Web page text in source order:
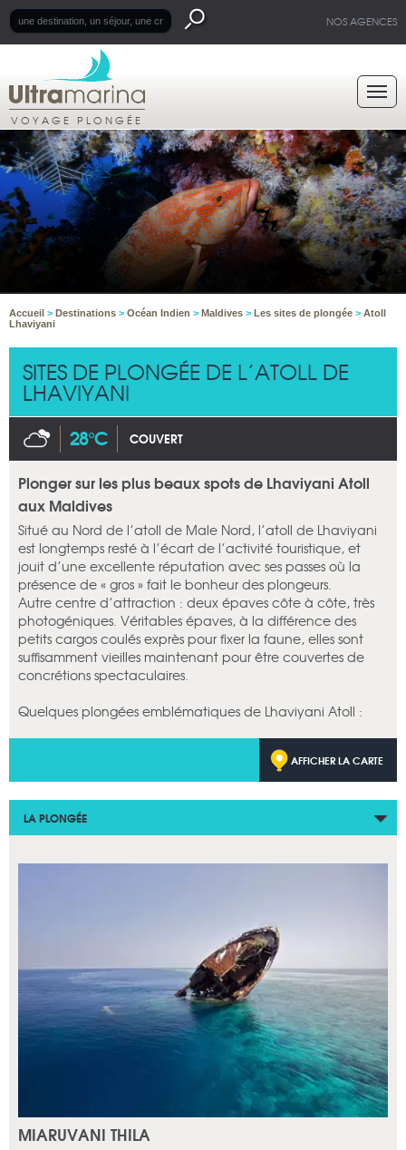
NOS AGENCES
VOYAGE PLONGÉE
Accueil > Destinations > Océan Indien > Maldives > Les sites de plongée > Atoll
Lhaviyani
SITES DE PLONGÉE DE L’ATOLL DE
LHAVIYANI
28°C COUVERT
Plonger sur les plus beaux spots de Lhaviyani Atoll
aux Maldives
Situé au Nord de l’atoll de Male Nord, l’atoll de Lhaviyani
est longtemps resté à l’écart de l’activité touristique, et
jouit d’une excellente réputation avec ses passes où la
présence de « gros » fait le bonheur des plongeurs.
Autre centre d’attraction : deux épaves côte à côte, très
photogéniques. Véritables épaves, à la différence des
petits cargos coulés exprès pour fixer la faune, elles sont
suffisamment vieilles maintenant pour être couvertes de
concrétions spectaculaires.
Quelques plongées emblématiques de Lhaviyani Atoll :
AFFICHER LA CARTE
LA PLONGÉE
MIARUVANI THILA